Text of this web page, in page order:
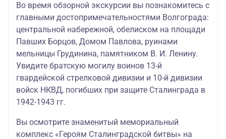
Во время обзорной экскурсии вы познакомитесь с
главными достопримечательностями Волгограда:
центральной набережной, обелиском на площади
Павших Борцов, Домом Павлова, руинами
мельницы Грудинина, памятником В. И. Ленину.
Увидите братскую могилу воинов 13-й
гвардейской стрелковой дивизии и 10-й дивизии
войск НКВД, погибших при защите Сталинграда в
1942-1943 гг.
Вы осмотрите знаменитый мемориальный
комплекс «Героям Сталинградской битвы» на